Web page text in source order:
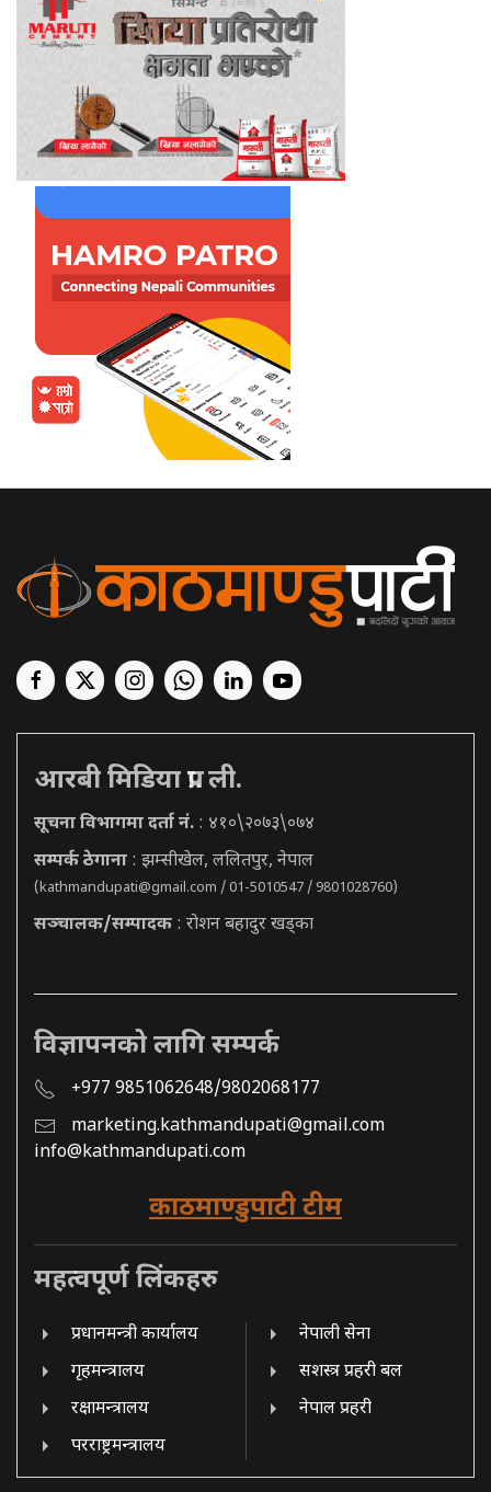
आरबी मिडिया प्रा. ली.
सूचना विभागमा दर्ता नं. : ४१०\२०७३\०७४
सम्पर्क ठेगाना : झम्सीखेल, ललितपुर, नेपाल
(kathmandupati@gmail.com / 01-5010547 / 9801028760)
सञ्चालक/सम्पादक : रोशन बहादुर खड्का
विज्ञापनको लागि सम्पर्क
+977 9851062648/9802068177
marketing.kathmandupati@gmail.com
info@kathmandupati.com
काठमाण्डुपाटी टीम
महत्वपूर्ण लिंकहरु
प्रधानमन्त्री कार्यालय
गृहमन्त्रालय
रक्षामन्त्रालय
परराष्ट्रमन्त्रालय
नेपाली सेना
सशस्त्र प्रहरी बल
नेपाल प्रहरी